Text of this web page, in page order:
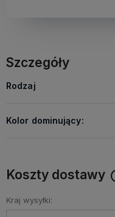
Szczegóły
Rodzaj
Kolor dominujący:
Koszty dostawy
produkty które nie
wchodzą w skład
Kraj wysyłki: